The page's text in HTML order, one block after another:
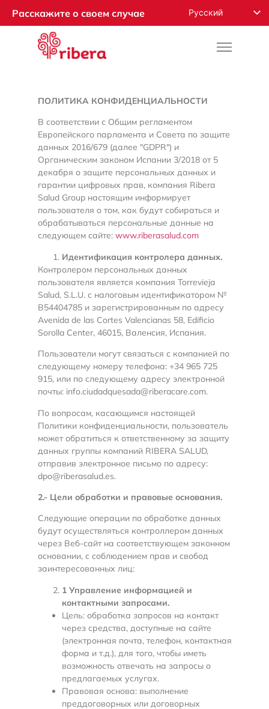
Расскажите о своем случае Русский
Español
Nederlands
ПОЛИТИКА КОНФИДЕНЦИАЛЬНОСТИ
В соответствии с Общим регламентом
Европейского парламента и Совета по защите
данных 2016/679 (далее "GDPR") и
Органическим законом Испании 3/2018 от 5
декабря о защите персональных данных и
гарантии цифровых прав, компания Ribera
Salud Group настоящим информирует
пользователя о том, как будут собираться и
обрабатываться персональные данные на
следующем сайте: www.riberasalud.com
Идентификация контролера данных.
Контролером персональных данных
пользователя является компания Torrevieja
Salud, S.L.U. с налоговым идентификатором №
B54404785 и зарегистрированным по адресу
Avenida de las Cortes Valencianas 58, Edificio
Sorolla Center, 46015, Валенсия, Испания.
Пользователи могут связаться с компанией по
следующему номеру телефона: +34 965 725
915, или по следующему адресу электронной
почты: info.ciudadquesada@riberacare.com.
По вопросам, касающимся настоящей
Политики конфиденциальности, пользователь
может обратиться к ответственному за защиту
данных группы компаний RIBERA SALUD,
отправив электронное письмо по адресу:
dpo@riberasalud.es.
2.- Цели обработки и правовые основания.
Следующие операции по обработке данных
будут осуществляться контроллером данных
через Веб-сайт на соответствующем законном
основании, с соблюдением прав и свобод
заинтересованных лиц:
1 Управление информацией и
контактными запросами.
Цель: обработка запросов на контакт
через средства, доступные на сайте
(электронная почта, телефон, контактная
форма и т.д.), для того, чтобы иметь
возможность отвечать на запросы о
предлагаемых услугах.
Правовая основа: выполнение
преддоговорных или договорных